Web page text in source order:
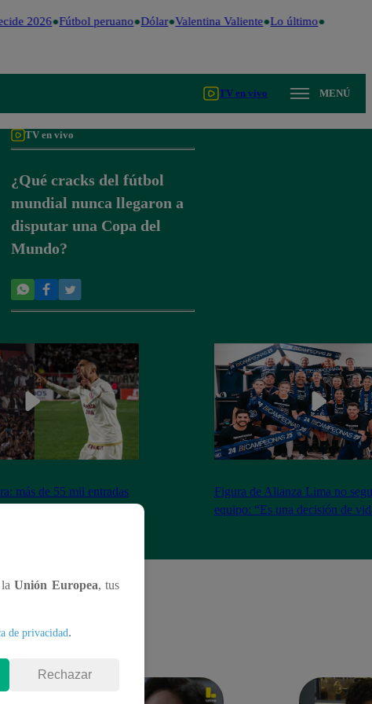
2026 Fútbol peruano Dólar Valentina Valiente Lo último Me Caigo
TV en vivo MENÚ
TV en vivo
¿Qué cracks del fútbol
mundial nunca llegaron a
disputar una Copa del
Mundo?
más de 55 mil entradas
Figura de Alianza Lima no
equipo: “Es una decisión de
laUnión Europea, tus
de privacidad.
Rechazar